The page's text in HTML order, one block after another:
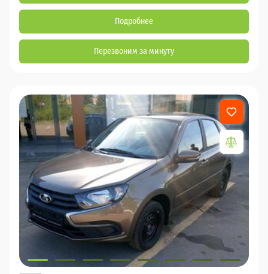
Подробнее
Перезвоним за минуту